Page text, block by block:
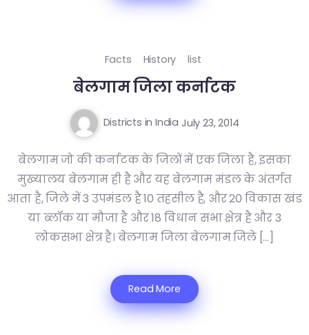
Facts History list
बेलगाम जिला कर्नाटक
Districts in India July 23, 2014
बेलगाम जो की कर्नाटक के जिलों में एक जिला है, इसका
मुख्यालय बेलगाम ही है और यह बेलगाम मंडल के अंतर्गत
आता है, जिले में 3 उपमंडल है 10 तहसील है, और 20 विकास खंड
या ब्लॉक या मौजा है और 18 विधान सभा क्षेत्र है और 3
लोकसभा क्षेत्र है। बेलगाम जिला बेलगाम जिले […]
Read More